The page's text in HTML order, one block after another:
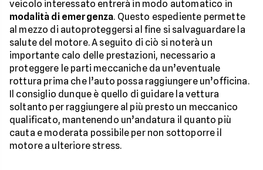
veicolo interessato entrerà in modo automatico in
modalità di emergenza. Questo espediente permette
al mezzo di autoproteggersi al fine si salvaguardare la
salute del motore. A seguito di ciò si noterà un
importante calo delle prestazioni, necessario a
proteggere le parti meccaniche da un’eventuale
rottura prima che l’auto possa raggiungere un’officina.
Il consiglio dunque è quello di guidare la vettura
soltanto per raggiungere al più presto un meccanico
qualificato, mantenendo un’andatura il quanto più
cauta e moderata possibile per non sottoporre il
motore a ulteriore stress.